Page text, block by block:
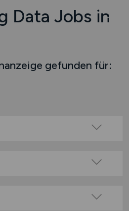
Data Jobs in
gefunden für:
/ Hybrid
möglich